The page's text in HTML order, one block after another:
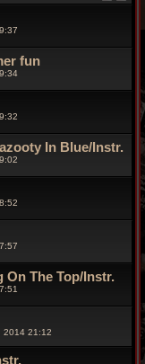
fun
In Blue/Instr.
On The Top/Instr.
2014 21:12